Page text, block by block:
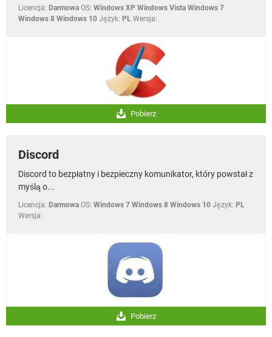
Licencja: Darmowa OS: Windows XP Windows Vista Windows 7
Windows 8 Windows 10 Język: PL Wersja:
Pobierz
Discord
Discord to bezpłatny i bezpieczny komunikator, który powstał z
myślą o...
Licencja: Darmowa OS: Windows 7 Windows 8 Windows 10 Język: PL
Wersja:
Pobierz